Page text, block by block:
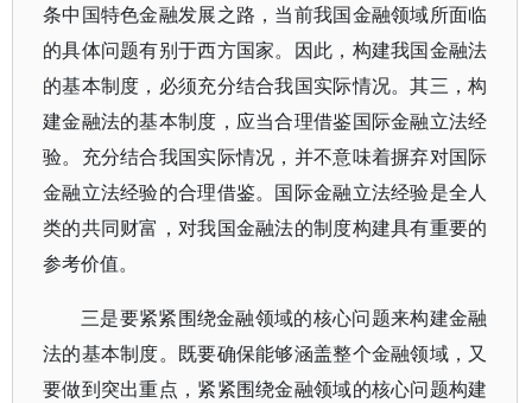
条中国特色金融发展之路，当前我国金融领域所面临
的具体问题有别于西方国家。因此，构建我国金融法
的基本制度，必须充分结合我国实际情况。其三，构
建金融法的基本制度，应当合理借鉴国际金融立法经
验。充分结合我国实际情况，并不意味着摒弃对国际
金融立法经验的合理借鉴。国际金融立法经验是全人
类的共同财富，对我国金融法的制度构建具有重要的
参考价值。
三是要紧紧围绕金融领域的核心问题来构建金融
法的基本制度。既要确保能够涵盖整个金融领域，又
要做到突出重点，紧紧围绕金融领域的核心问题构建